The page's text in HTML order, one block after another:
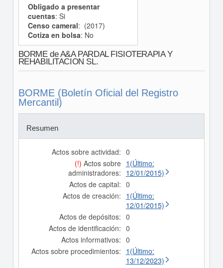
Obligado a presentar
cuentas: Si
Censo cameral: (2017)
Cotiza en bolsa: No
BORME de A&A PARDAL FISIOTERAPIA Y
REHABILITACION SL.
BORME (Boletín Oficial del Registro
Mercantil)
Resumen
Actos sobre actividad: 0
(!) Actos sobre
administradores:
1(Último:
12/01/2015)
Actos de capital: 0
Actos de creación: 1(Último:
12/01/2015)
Actos de depósitos: 0
Actos de identificación: 0
Actos informativos: 0
Actos sobre procedimientos: 1(Último:
13/12/2023)